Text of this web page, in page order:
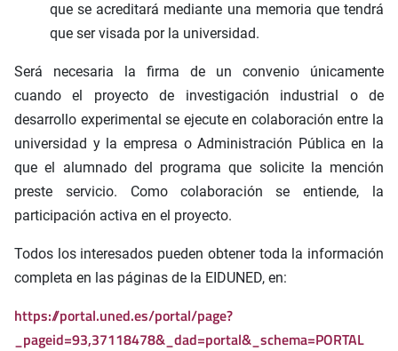
que se acreditará mediante una memoria que tendrá
que ser visada por la universidad.
Será necesaria la firma de un convenio únicamente
cuando el proyecto de investigación industrial o de
desarrollo experimental se ejecute en colaboración entre la
universidad y la empresa o Administración Pública en la
que el alumnado del programa que solicite la mención
preste servicio. Como colaboración se entiende, la
participación activa en el proyecto.
Todos los interesados pueden obtener toda la información
completa en las páginas de la EIDUNED, en:
https://portal.uned.es/portal/page?
_pageid=93,37118478&_dad=portal&_schema=PORTAL